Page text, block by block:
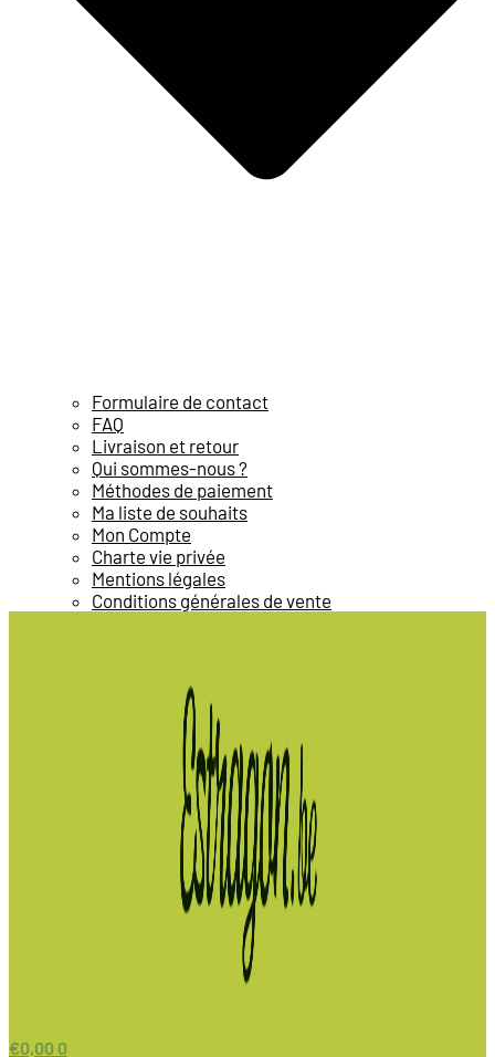
Formulaire de contact
FAQ
Livraison et retour
Qui sommes-nous ?
Méthodes de paiement
Ma liste de souhaits
Mon Compte
Charte vie privée
Mentions légales
Conditions générales de vente
€0,00 0